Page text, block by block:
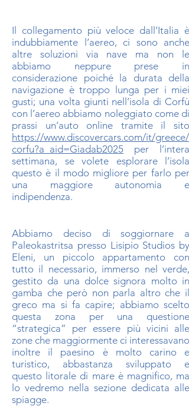
Il collegamento più veloce dall’Italia è
indubbiamente l’aereo, ci sono anche
altre soluzioni via nave ma non le
abbiamo neppure prese in
considerazione poiché la durata della
navigazione è troppo lunga per i miei
gusti; una volta giunti nell’isola di Corfù
con l’aereo abbiamo noleggiato come di
prassi un’auto online tramite il sito
https://www.discovercars.com/it/greece/
corfu?a_aid=Giadab2025 per l’intera
settimana, se volete esplorare l’isola
questo è il modo migliore per farlo per
una maggiore autonomia e
indipendenza.
Abbiamo deciso di soggiornare a
Paleokastritsa presso Lisipio Studios by
Eleni, un piccolo appartamento con
tutto il necessario, immerso nel verde,
gestito da una dolce signora molto in
gamba che però non parla altro che il
greco ma si fa capire; abbiamo scelto
questa zona per una questione
“strategica” per essere più vicini alle
zone che maggiormente ci interessavano
inoltre il paesino è molto carino e
turistico, abbastanza sviluppato e
questo litorale di mare è magnifico, ma
lo vedremo nella sezione dedicata alle
spiagge.